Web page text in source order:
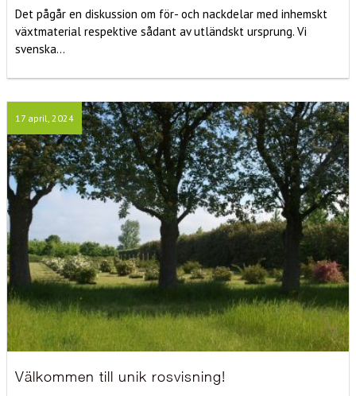
Det pågår en diskussion om för- och nackdelar med inhemskt
växtmaterial respektive sådant av utländskt ursprung. Vi
svenska...
17 april, 2024
Välkommen till unik rosvisning!